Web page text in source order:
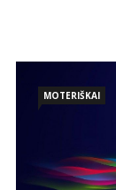
MOTERIŠKAI